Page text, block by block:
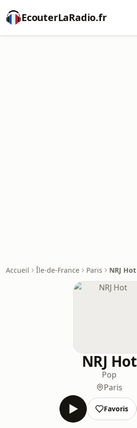
EcouterLaRadio.fr
Accueil Île-de-France Paris NRJ Hot
NRJ Hot
Pop
Paris
Favoris